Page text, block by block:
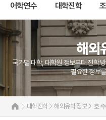
어학연수 대학진학
대학진학
조기/캠프
프로그램
학생후기
고객서비스
유학가이드
미국
캐나다
영국
호주
뉴질랜
일본
네덜란
해외유
미국
해외
국가별 대학, 대학원 정보부터 진학
필요한 정보
대학진학 해외유학 정보 호주